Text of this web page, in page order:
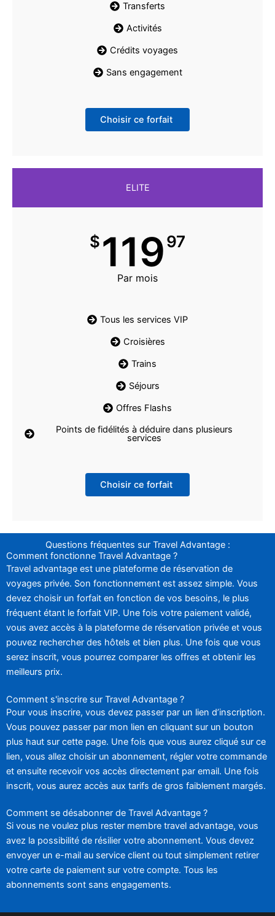
Transferts
Activités
Crédits voyages
Sans engagement
Choisir ce forfait
ELITE
$11997
Par mois
Tous les services VIP
Croisières
Trains
Séjours
Offres Flashs
Points de fidélités à déduire dans plusieurs
services
Choisir ce forfait
Questions fréquentes sur Travel Advantage :
Comment fonctionne Travel Advantage ?
Travel advantage est une plateforme de réservation de
voyages privée. Son fonctionnement est assez simple. Vous
devez choisir un forfait en fonction de vos besoins, le plus
fréquent étant le forfait VIP. Une fois votre paiement validé,
vous avez accès à la plateforme de réservation privée et vous
pouvez rechercher des hôtels et bien plus. Une fois que vous
serez inscrit, vous pourrez comparer les offres et obtenir les
meilleurs prix.
Comment s'inscrire sur Travel Advantage ?
Pour vous inscrire, vous devez passer par un lien d’inscription.
Vous pouvez passer par mon lien en cliquant sur un bouton
plus haut sur cette page. Une fois que vous aurez cliqué sur ce
lien, vous allez choisir un abonnement, régler votre commande
et ensuite recevoir vos accès directement par email. Une fois
inscrit, vous aurez accès aux tarifs de gros faiblement margés.
Comment se désabonner de Travel Advantage ?
Si vous ne voulez plus rester membre travel advantage, vous
avez la possibilité de résilier votre abonnement. Vous devez
envoyer un e-mail au service client ou tout simplement retirer
votre carte de paiement sur votre compte. Tous les
abonnements sont sans engagements.